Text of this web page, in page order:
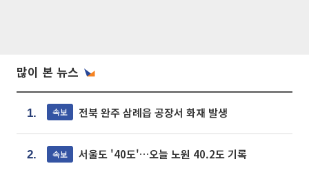
많이 본 뉴스
1. 속보 전북 완주 삼례읍 공장서 화재 발생
2. 속보 서울도 '40도'…오늘 노원 40.2도 기록